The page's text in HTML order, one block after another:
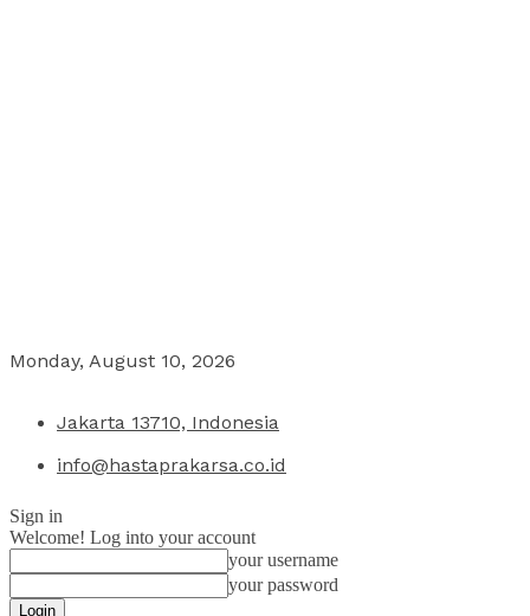
Monday, August 10, 2026
Jakarta 13710, Indonesia
info@hastaprakarsa.co.id
Sign in
Welcome! Log into your account
your username
your password